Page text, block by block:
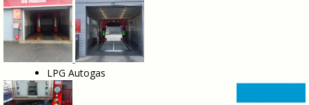
LPG Autogas